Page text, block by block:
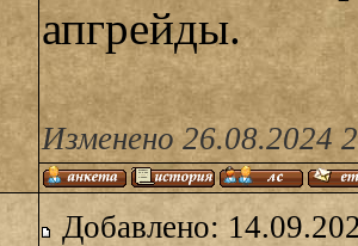
апгрейды.
Изменено 26.08.2024
Добавлено: